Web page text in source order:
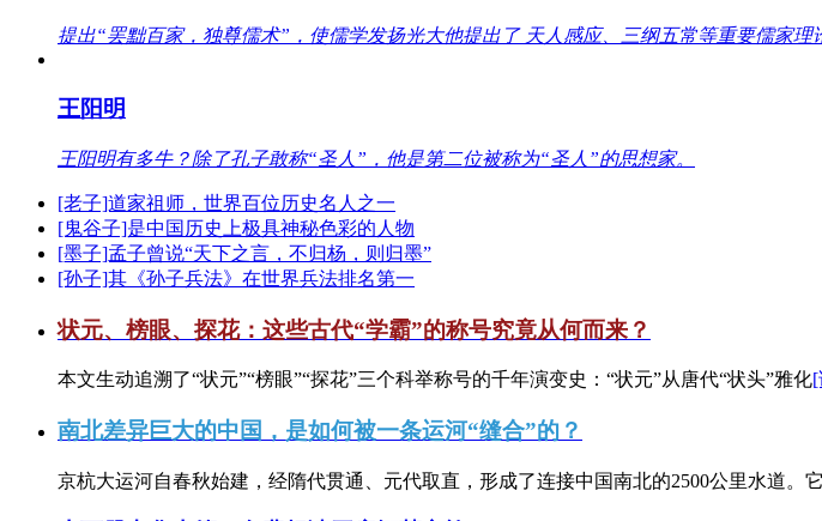
提出“罢黜百家，独尊儒术”，使儒学发扬光大他提出了 天人感应、三纲五常等重要儒家理
王阳明
王阳明有多牛？除了孔子敢称“圣人”，他是第二位被称为“圣人”的思想家。
[老子]道家祖师，世界百位历史名人之一
[鬼谷子]是中国历史上极具神秘色彩的人物
[墨子]孟子曾说“天下之言，不归杨，则归墨”
[孙子]其《孙子兵法》在世界兵法排名第一
状元、榜眼、探花：这些古代“学霸”的称号究竟从何而来？
本文生动追溯了“状元”“榜眼”“探花”三个科举称号的千年演变史：“状元”从唐代“状头”雅化[
南北差异巨大的中国，是如何被一条运河“缝合”的？
京杭大运河自春秋始建，经隋代贯通、元代取直，形成了连接中国南北的2500公里水道。